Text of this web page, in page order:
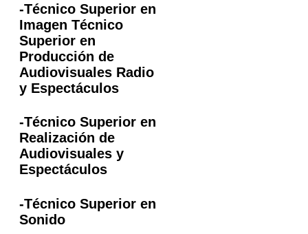
-Técnico Superior en
Imagen Técnico
Superior en
Producción de
Audiovisuales Radio
y Espectáculos
-Técnico Superior en
Realización de
Audiovisuales y
Espectáculos
-Técnico Superior en
Sonido